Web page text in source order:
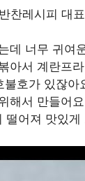
데 너무 귀여
아서 계란프
호가 있잖
해서 만들어
떨어져 맛있